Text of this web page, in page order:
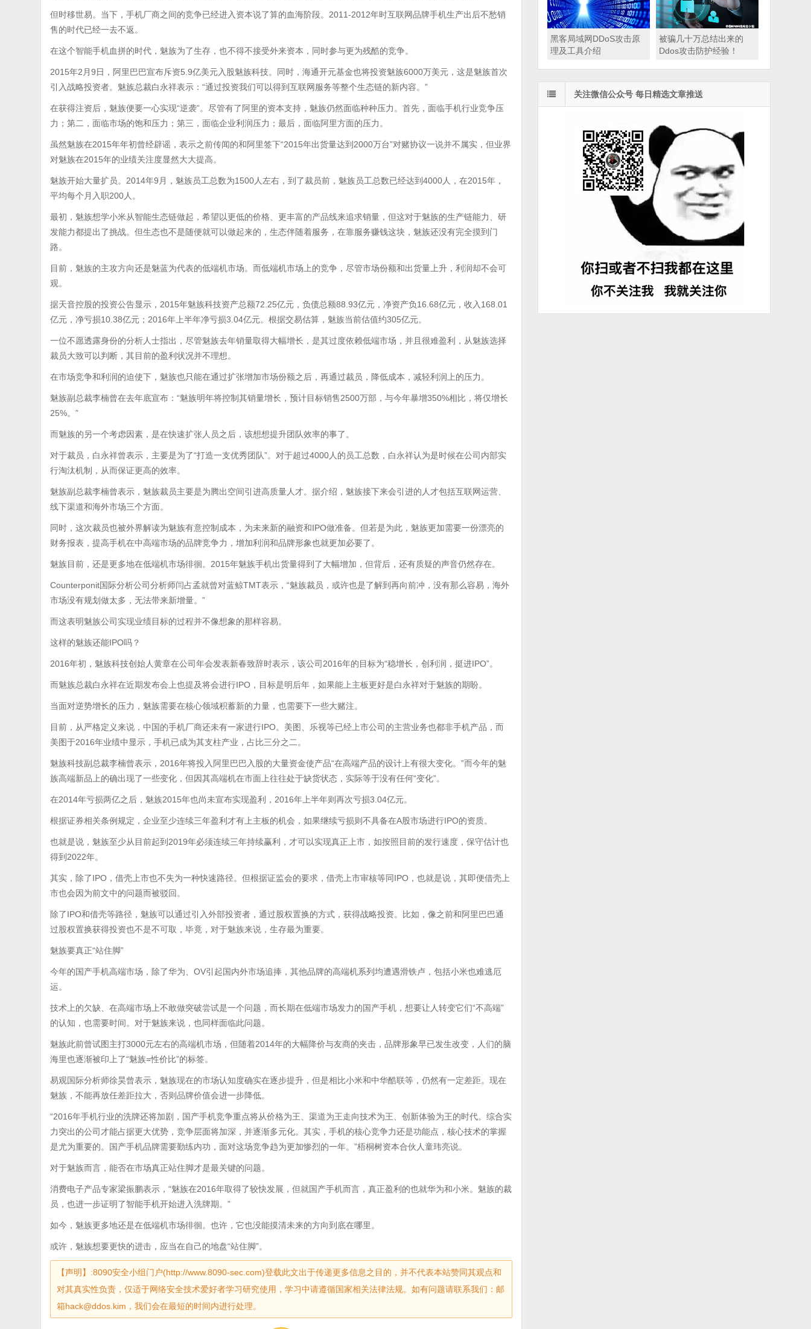
但时移世易。当下，手机厂商之间的竞争已经进入资本说了算的血海阶段。2011-2012年时互联网品牌手机生产出后不愁销
售的时代已经一去不返。
在这个智能手机血拼的时代，魅族为了生存，也不得不接受外来资本，同时参与更为残酷的竞争。
2015年2月9日，阿里巴巴宣布斥资5.9亿美元入股魅族科技。同时，海通开元基金也将投资魅族6000万美元，这是魅族首次
引入战略投资者。魅族总裁白永祥表示：“通过投资我们可以得到互联网服务等整个生态链的新内容。”
在获得注资后，魅族便要一心实现“逆袭”。尽管有了阿里的资本支持，魅族仍然面临种种压力。首先，面临手机行业竞争压
力；第二，面临市场的饱和压力；第三，面临企业利润压力；最后，面临阿里方面的压力。
虽然魅族在2015年年初曾经辟谣，表示之前传闻的和阿里签下“2015年出货量达到2000万台”对赌协议一说并不属实，但业界
对魅族在2015年的业绩关注度显然大大提高。
魅族开始大量扩员。2014年9月，魅族员工总数为1500人左右，到了裁员前，魅族员工总数已经达到4000人，在2015年，
平均每个月入职200人。
最初，魅族想学小米从智能生态链做起，希望以更低的价格、更丰富的产品线来追求销量，但这对于魅族的生产链能力、研
发能力都提出了挑战。但生态也不是随便就可以做起来的，生态伴随着服务，在靠服务赚钱这块，魅族还没有完全摸到门
路。
目前，魅族的主攻方向还是魅蓝为代表的低端机市场。而低端机市场上的竞争，尽管市场份额和出货量上升，利润却不会可
观。
据天音控股的投资公告显示，2015年魅族科技资产总额72.25亿元，负债总额88.93亿元，净资产负16.68亿元，收入168.01
亿元，净亏损10.38亿元；2016年上半年净亏损3.04亿元。根据交易估算，魅族当前估值约305亿元。
一位不愿透露身份的分析人士指出，尽管魅族去年销量取得大幅增长，是其过度依赖低端市场，并且很难盈利，从魅族选择
裁员大致可以判断，其目前的盈利状况并不理想。
在市场竞争和利润的迫使下，魅族也只能在通过扩张增加市场份额之后，再通过裁员，降低成本，减轻利润上的压力。
魅族副总裁李楠曾在去年底宣布：“魅族明年将控制其销量增长，预计目标销售2500万部，与今年暴增350%相比，将仅增长
25%。”
而魅族的另一个考虑因素，是在快速扩张人员之后，该想想提升团队效率的事了。
对于裁员，白永祥曾表示，主要是为了“打造一支优秀团队”。对于超过4000人的员工总数，白永祥认为是时候在公司内部实
行淘汰机制，从而保证更高的效率。
魅族副总裁李楠曾表示，魅族裁员主要是为腾出空间引进高质量人才。据介绍，魅族接下来会引进的人才包括互联网运营、
线下渠道和海外市场三个方面。
同时，这次裁员也被外界解读为魅族有意控制成本，为未来新的融资和IPO做准备。但若是为此，魅族更加需要一份漂亮的
财务报表，提高手机在中高端市场的品牌竞争力，增加利润和品牌形象也就更加必要了。
魅族目前，还是更多地在低端机市场徘徊。2015年魅族手机出货量得到了大幅增加，但背后，还有质疑的声音仍然存在。
Counterponit国际分析公司分析师闫占孟就曾对蓝鲸TMT表示，“魅族裁员，或许也是了解到再向前冲，没有那么容易，海外
市场没有规划做太多，无法带来新增量。”
而这表明魅族公司实现业绩目标的过程并不像想象的那样容易。
这样的魅族还能IPO吗？
2016年初，魅族科技创始人黄章在公司年会发表新春致辞时表示，该公司2016年的目标为“稳增长，创利润，挺进IPO”。
而魅族总裁白永祥在近期发布会上也提及将会进行IPO，目标是明后年，如果能上主板更好是白永祥对于魅族的期盼。
当面对逆势增长的压力，魅族需要在核心领域积蓄新的力量，也需要下一些大赌注。
目前，从严格定义来说，中国的手机厂商还未有一家进行IPO。美图、乐视等已经上市公司的主营业务也都非手机产品，而
美图于2016年业绩中显示，手机已成为其支柱产业，占比三分之二。
魅族科技副总裁李楠曾表示，2016年将投入阿里巴巴入股的大量资金使产品“在高端产品的设计上有很大变化。”而今年的魅
族高端新品上的确出现了一些变化，但因其高端机在市面上往往处于缺货状态，实际等于没有任何“变化”。
在2014年亏损两亿之后，魅族2015年也尚未宣布实现盈利，2016年上半年则再次亏损3.04亿元。
根据证券相关条例规定，企业至少连续三年盈利才有上主板的机会，如果继续亏损则不具备在A股市场进行IPO的资质。
也就是说，魅族至少从目前起到2019年必须连续三年持续赢利，才可以实现真正上市，如按照目前的发行速度，保守估计也
得到2022年。
其实，除了IPO，借壳上市也不失为一种快速路径。但根据证监会的要求，借壳上市审核等同IPO，也就是说，其即便借壳上
市也会因为前文中的问题而被驳回。
除了IPO和借壳等路径，魅族可以通过引入外部投资者，通过股权置换的方式，获得战略投资。比如，像之前和阿里巴巴通
过股权置换获得投资也不是不可取，毕竟，对于魅族来说，生存最为重要。
魅族要真正“站住脚”
今年的国产手机高端市场，除了华为、OV引起国内外市场追捧，其他品牌的高端机系列均遭遇滑铁卢，包括小米也难逃厄
运。
技术上的欠缺、在高端市场上不敢做突破尝试是一个问题，而长期在低端市场发力的国产手机，想要让人转变它们“不高端”
的认知，也需要时间。对于魅族来说，也同样面临此问题。
魅族此前曾试图主打3000元左右的高端机市场，但随着2014年的大幅降价与友商的夹击，品牌形象早已发生改变，人们的脑
海里也逐渐被印上了“魅族=性价比”的标签。
易观国际分析师徐昊曾表示，魅族现在的市场认知度确实在逐步提升，但是相比小米和中华酷联等，仍然有一定差距。现在
魅族，不能再放任差距拉大，否则品牌价值会进一步降低。
“2016年手机行业的洗牌还将加剧，国产手机竞争重点将从价格为王、渠道为王走向技术为王、创新体验为王的时代。综合实
力突出的公司才能占据更大优势，竞争层面将加深，并逐渐多元化。其实，手机的核心竞争力还是功能点，核心技术的掌握
是尤为重要的。国产手机品牌需要勤练内功，面对这场竞争趋为更加惨烈的一年。”梧桐树资本合伙人童玮亮说。
对于魅族而言，能否在市场真正站住脚才是最关键的问题。
消费电子产品专家梁振鹏表示，“魅族在2016年取得了较快发展，但就国产手机而言，真正盈利的也就华为和小米。魅族的裁
员，也进一步证明了智能手机开始进入洗牌期。”
如今，魅族更多地还是在低端机市场徘徊。也许，它也没能摸清未来的方向到底在哪里。
或许，魅族想要更快的进击，应当在自己的地盘“站住脚”。
【声明】:8090安全小组门户(http://www.8090-sec.com)登载此文出于传递更多信息之目的，并不代表本站赞同其观点和
对其真实性负责，仅适于网络安全技术爱好者学习研究使用，学习中请遵循国家相关法律法规。如有问题请联系我们：邮
箱hack@ddos.kim，我们会在最短的时间内进行处理。
黑客局域网DDoS攻击原
理及工具介绍
被骗几十万总结出来的
Ddos攻击防护经验！
关注微信公众号 每日精选文章推送